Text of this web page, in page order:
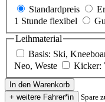
Standardpreis
1 Stunde flexibel
Leihmaterial
Basis: Ski,
Neo, Weste
Kicker:
Spare